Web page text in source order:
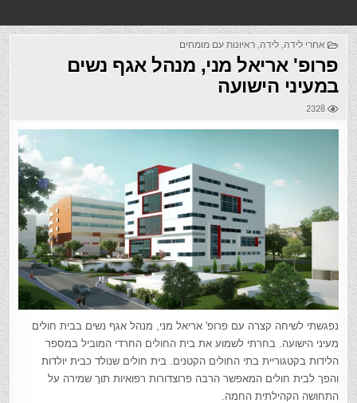
אחרי לידה,לידה,ראיונות עם מומחים
פרופ' אריאל מני, מנהל אגף נשים
במעיני הישועה
2328
נפגשתי לשיחה קצרה עם פרופ' אריאל מני, מנהל אגף נשים בבית חולים
מעיני הישועה. בחרתי לשמוע את בית החולים החרדי המוביל במספר
הלידות בקטגוריית בתי החולים הקטנים. בית חולים שנולד כבית יולדות
והפך לבית חולים המאפשר הרבה פרוצדורות רפואיות תוך שמירה על
התחושה הקהילתית החמה.